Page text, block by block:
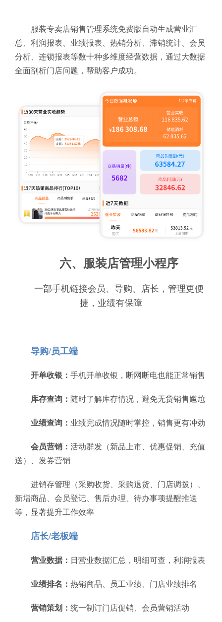
服装专卖店销售管理系统免费版自动生成营业汇
总、利润报表、业绩报表、热销分析、滞销统计、会员
分析、连锁报表等数十种多维度经营数据，通过大数据
全面剖析门店问题，帮助客户成功。
六、服装店管理小程序
一部手机链接会员、导购、店长，管理更便
捷，业绩有保障
导购/员工端
开单收银： 手机开单收银，断网断电也能正常销售
库存查询： 随时了解库存情况，避免无货销售尴尬
业绩查询： 业绩完成情况随时掌控，销售更有冲劲
会员营销： 活动群发（新品上市、优惠促销、充值
送）、发券营销
进销存管理（采购收货、采购退货、门店调拨）、
新增商品、会员登记、售后办理、待办事项提醒推送
等，显著提升工作效率
店长/老板端
营业数据： 日营业数据汇总，明细可查，利润报表
业绩排名： 热销商品、员工业绩、门店业绩排名
营销策划： 统一制订门店促销、会员营销活动